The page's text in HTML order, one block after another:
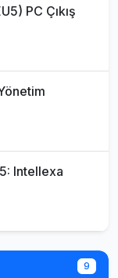
PC Çıkış
Intellexa
9